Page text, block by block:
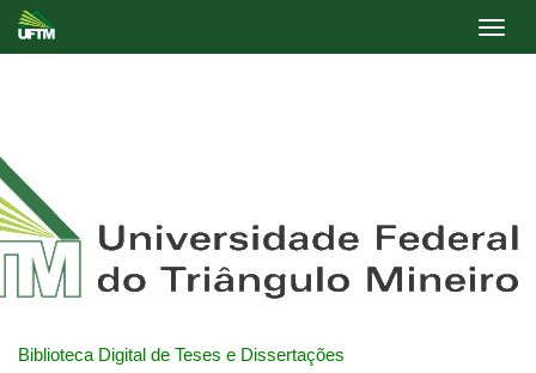
Biblioteca Digital de Teses e Dissertações